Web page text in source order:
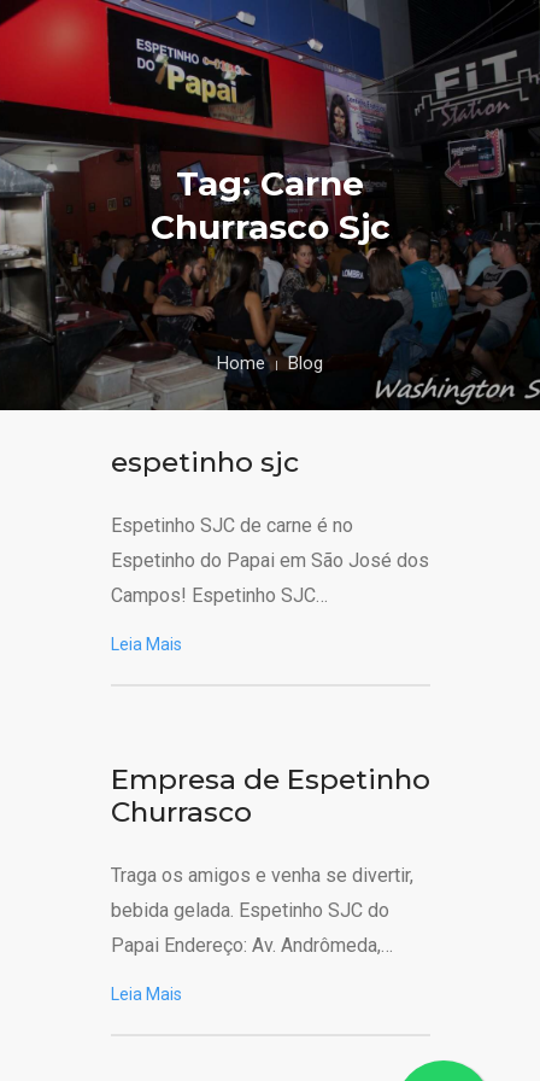
Tag: Carne
Churrasco Sjc
Home Blog
espetinho sjc
Espetinho SJC de carne é no
Espetinho do Papai em São José dos
Campos! Espetinho SJC…
Leia Mais
Empresa de Espetinho
Churrasco
Traga os amigos e venha se divertir,
bebida gelada. Espetinho SJC do
Papai Endereço: Av. Andrômeda,…
Leia Mais